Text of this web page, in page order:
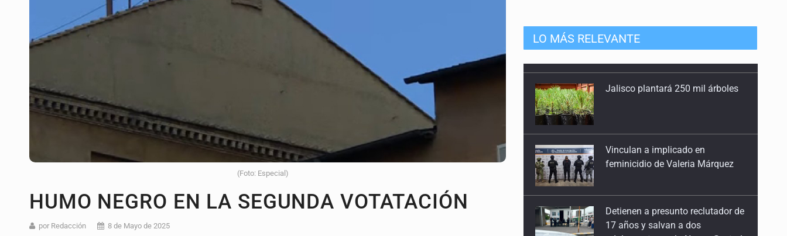
Vinculan a responsable de homicidio registrado en 2025 en Tlaquepaque
Buscan reformar Ley de Salud en Jalisco para emitir alertas sanitarias por mala calidad del agua
(Foto: Especial)
HUMO NEGRO EN LA SEGUNDA VOTATACIÓN
por Redacción 8 de Mayo de 2025
LO MÁS RELEVANTE
feminicidio de Valeria Márquez
17 años y salvan a dos
adolescentes en la Nueva Central